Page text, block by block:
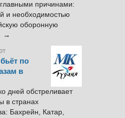
причинами:
и необходимостью
оборонную
→
по
в
дней обстреливает
в странах
Бахрейн, Катар,